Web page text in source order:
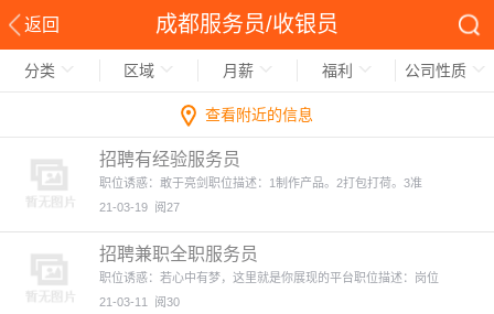
返回 成都服务员/收银员
分类 区域 月薪 福利 公司性质
查看附近的信息
招聘有经验服务员
职位诱惑：敢于亮剑职位描述：1制作产品。2打包打荷。3准
21-03-19 阅27
招聘兼职全职服务员
职位诱惑：若心中有梦，这里就是你展现的平台职位描述：岗位
21-03-11
阅30